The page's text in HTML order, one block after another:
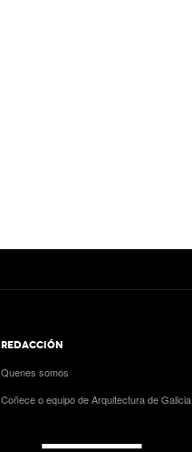
REDACCIÓN
Quenes somos
Coñece o equipo de Arquitectura de Galicia